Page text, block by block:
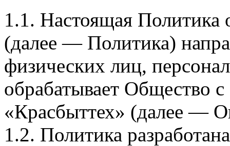
1.1. Настоящая Политика
(далее — Политика)
физических лиц,
обрабатывает Общество
«Красбыттех» (далее —
1.2. Политика